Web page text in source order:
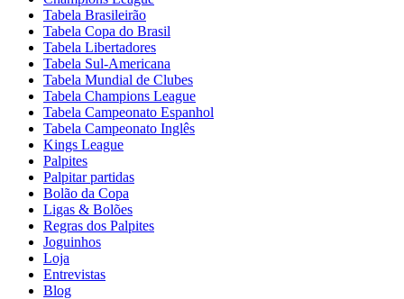
Tabela Brasileirão
Tabela Copa do Brasil
Tabela Libertadores
Tabela Sul-Americana
Tabela Mundial de Clubes
Tabela Champions League
Tabela Campeonato Espanhol
Tabela Campeonato Inglês
Kings League
Palpites
Palpitar partidas
Bolão da Copa
Ligas & Bolões
Regras dos Palpites
Joguinhos
Loja
Entrevistas
Blog